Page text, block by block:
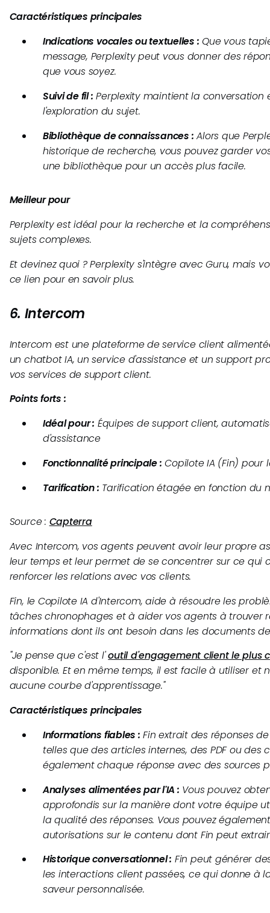
Caractéristiques principales
Indications vocales ou textuelles : Que vous
message, Perplexity peut vous donner des
que vous soyez.
Suivi de fil : Perplexity maintient la conversation
l'exploration du sujet.
Bibliothèque de connaissances : Alors que
historique de recherche, vous pouvez garder
une bibliothèque pour un accès plus facile.
Meilleur pour
Perplexity est idéal pour la recherche et la
sujets complexes.
Et devinez quoi ? Perplexity s'intègre avec Guru, mais
ce lien pour en savoir plus.
6. Intercom
Intercom est une plateforme de service client
un chatbot IA, un service d'assistance et un support
vos services de support client.
Points forts :
Idéal pour : Équipes de support client,
d'assistance
Fonctionnalité principale : Copilote IA (Fin) pour
Tarification : Tarification étagée en fonction du
Source : Capterra
Avec Intercom, vos agents peuvent avoir leur propre
leur temps et leur permet de se concentrer sur ce qui
renforcer les relations avec vos clients.
Fin, le Copilote IA d'Intercom, aide à résoudre les
tâches chronophages et à aider vos agents à trouver
informations dont ils ont besoin dans les documents
"Je pense que c'est l' outil d'engagement client le plus
disponible. Et en même temps, il est facile à utiliser et
aucune courbe d'apprentissage."
Caractéristiques principales
Informations fiables : Fin extrait des réponses
telles que des articles internes, des PDF ou des
également chaque réponse avec des sources
Analyses alimentées par l'IA : Vous pouvez
approfondis sur la manière dont votre équipe
la qualité des réponses. Vous pouvez
autorisations sur le contenu dont Fin peut
Historique conversationnel : Fin peut générer
les interactions client passées, ce qui donne à
saveur personnalisée.